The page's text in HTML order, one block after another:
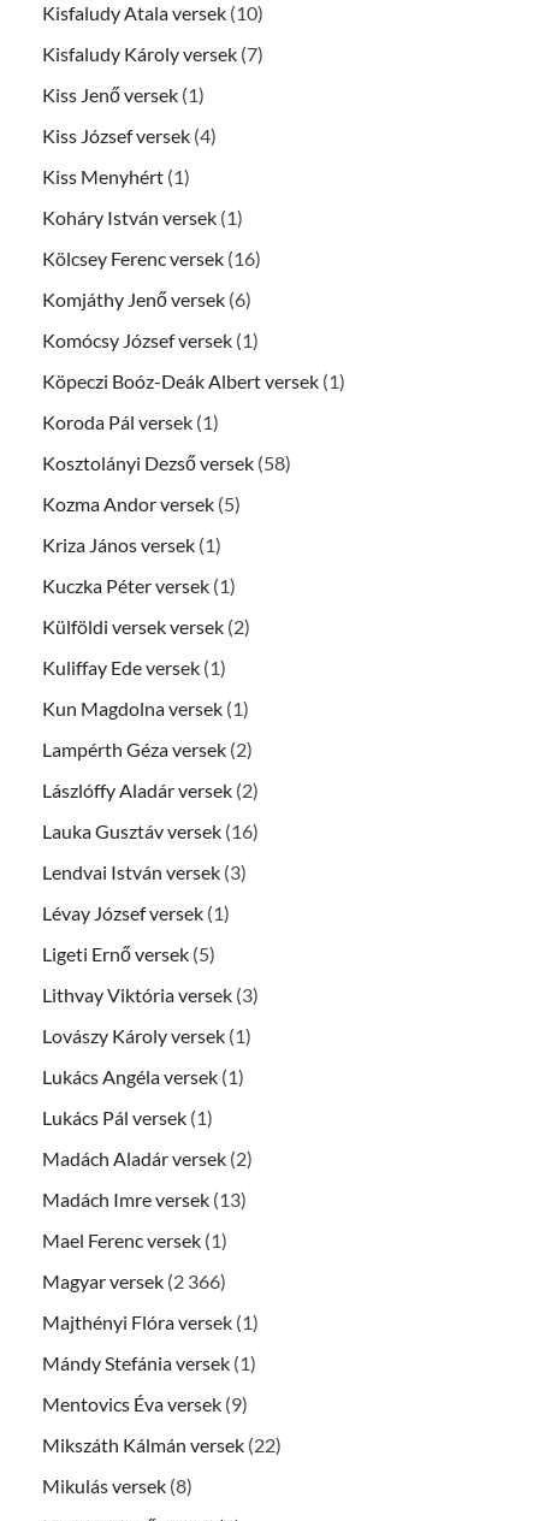
Kisfaludy Atala versek (10)
Kisfaludy Károly versek (7)
Kiss Jenő versek (1)
Kiss József versek (4)
Kiss Menyhért (1)
Koháry István versek (1)
Kölcsey Ferenc versek (16)
Komjáthy Jenő versek (6)
Komócsy József versek (1)
Köpeczi Boóz-Deák Albert versek (1)
Koroda Pál versek (1)
Kosztolányi Dezső versek (58)
Kozma Andor versek (5)
Kriza János versek (1)
Kuczka Péter versek (1)
Külföldi versek versek (2)
Kuliffay Ede versek (1)
Kun Magdolna versek (1)
Lampérth Géza versek (2)
Lászlóffy Aladár versek (2)
Lauka Gusztáv versek (16)
Lendvai István versek (3)
Lévay József versek (1)
Ligeti Ernő versek (5)
Lithvay Viktória versek (3)
Lovászy Károly versek (1)
Lukács Angéla versek (1)
Lukács Pál versek (1)
Madách Aladár versek (2)
Madách Imre versek (13)
Mael Ferenc versek (1)
Magyar versek (2 366)
Majthényi Flóra versek (1)
Mándy Stefánia versek (1)
Mentovics Éva versek (9)
Mikszáth Kálmán versek (22)
Mikulás versek (8)